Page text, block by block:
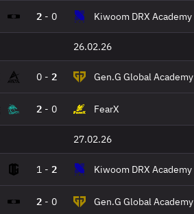
2 - 0 Kiwoom DRX Academy
26.02.26
0 - 2 Gen.G Global Academy
2 - 0 FearX
27.02.26
1 - 2 Kiwoom DRX Academy
2 - 0 Gen.G Global Academy